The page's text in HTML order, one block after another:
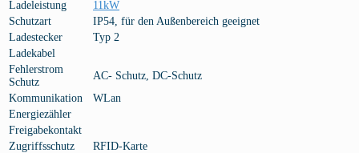
Ladeleistung
11kW
Schutzart
IP54, für den Außenbereich geeignet
Ladestecker
Typ 2
Ladekabel
Fehlerstrom
Schutz
AC- Schutz, DC-Schutz
Kommunikation
WLan
Energiezähler
Freigabekontakt
Zugriffsschutz
RFID-Karte